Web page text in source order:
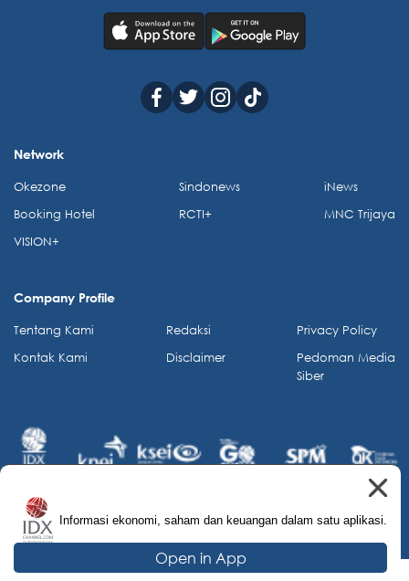
Informasi ekonomi, saham dan keuangan dalam satu aplikasi.
Open in App
Network
Okezone
Booking Hotel
VISION+
Sindonews
RCTI+
iNews
MNC Trijaya
Company Profile
Tentang Kami
Kontak Kami
Redaksi
Disclaimer
Privacy Policy
Pedoman Media
Siber
© 2026 IDX Channel. All Rights Reserved.